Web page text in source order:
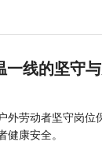
一线的坚守
外劳动者坚守岗位
健康安全。